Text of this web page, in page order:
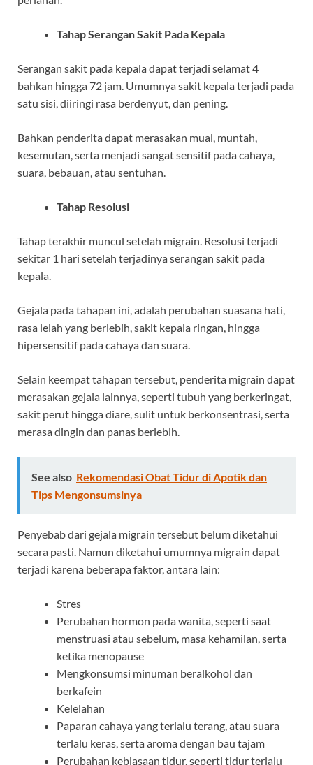
Tahap Serangan Sakit Pada Kepala
Serangan sakit pada kepala dapat terjadi selamat 4
bahkan hingga 72 jam. Umumnya sakit kepala terjadi pada
satu sisi, diiringi rasa berdenyut, dan pening.
Bahkan penderita dapat merasakan mual, muntah,
kesemutan, serta menjadi sangat sensitif pada cahaya,
suara, bebauan, atau sentuhan.
Tahap Resolusi
Tahap terakhir muncul setelah migrain. Resolusi terjadi
sekitar 1 hari setelah terjadinya serangan sakit pada
kepala.
Gejala pada tahapan ini, adalah perubahan suasana hati,
rasa lelah yang berlebih, sakit kepala ringan, hingga
hipersensitif pada cahaya dan suara.
Selain keempat tahapan tersebut, penderita migrain dapat
merasakan gejala lainnya, seperti tubuh yang berkeringat,
sakit perut hingga diare, sulit untuk berkonsentrasi, serta
merasa dingin dan panas berlebih.
See also Rekomendasi Obat Tidur di Apotik dan
Tips Mengonsumsinya
Penyebab dari gejala migrain tersebut belum diketahui
secara pasti. Namun diketahui umumnya migrain dapat
terjadi karena beberapa faktor, antara lain:
Stres
Perubahan hormon pada wanita, seperti saat
menstruasi atau sebelum, masa kehamilan, serta
ketika menopause
Mengkonsumsi minuman beralkohol dan
berkafein
Kelelahan
Paparan cahaya yang terlalu terang, atau suara
terlalu keras, serta aroma dengan bau tajam
Perubahan kebiasaan tidur, seperti tidur terlalu